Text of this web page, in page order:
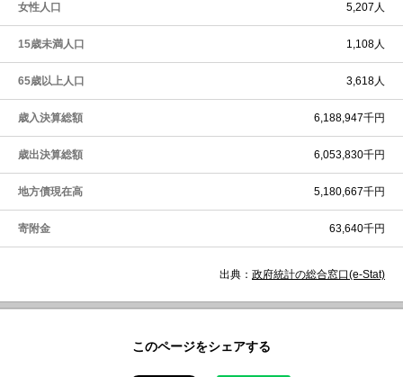
女性人口 5,207人
15歳未満人口 1,108人
65歳以上人口 3,618人
歳入決算総額 6,188,947千円
歳出決算総額 6,053,830千円
地方債現在高 5,180,667千円
寄附金 63,640千円
出典： 政府統計の総合窓口(e-Stat)
このページをシェアする